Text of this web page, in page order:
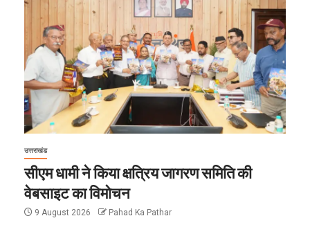
उत्तराखंड
सीएम धामी ने किया क्षत्रिय जागरण समिति की
वेबसाइट का विमोचन
9 August 2026 Pahad Ka Pathar